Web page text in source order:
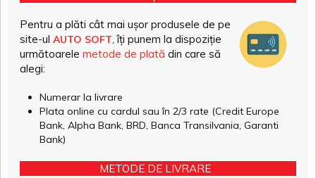
Pentru a plăti cât mai ușor produsele de pe
site-ul AUTO SOFT, îți punem la dispoziție
următoarele metode de plată din care să
alegi:
Numerar la livrare
Plata online cu cardul sau în 2/3 rate (Credit Europe
Bank, Alpha Bank, BRD, Banca Transilvania, Garanti
Bank)
METODE DE LIVRARE